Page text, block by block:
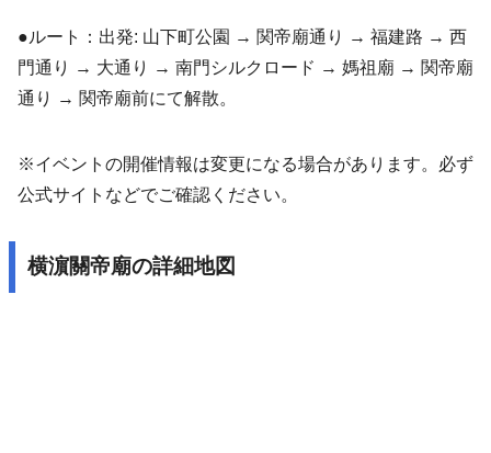
●ルート：出発: 山下町公園 → 関帝廟通り → 福建路 → 西
門通り → 大通り → 南門シルクロード → 媽祖廟 → 関帝廟
通り → 関帝廟前にて解散。
※イベントの開催情報は変更になる場合があります。必ず
公式サイトなどでご確認ください。
横濵關帝廟の詳細地図